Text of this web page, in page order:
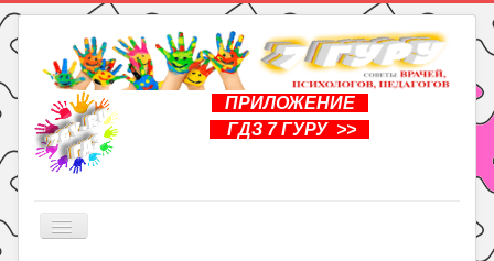
ПРИЛОЖЕНИЕ
ГДЗ 7 ГУРУ >>
Включить/